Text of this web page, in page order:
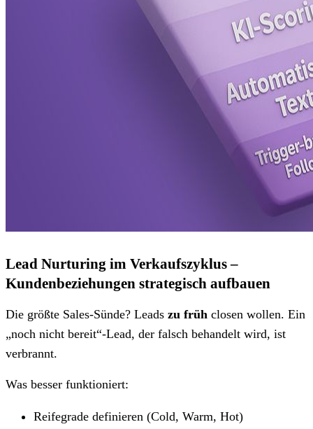
Lead Nurturing im Verkaufszyklus –
Kundenbeziehungen strategisch aufbauen
Die größte Sales-Sünde? Leads zu früh closen wollen. Ein
„noch nicht bereit“-Lead, der falsch behandelt wird, ist
verbrannt.
Was besser funktioniert:
Reifegrade definieren (Cold, Warm, Hot)